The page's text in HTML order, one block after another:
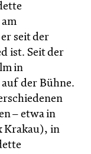
seit der
ist. Seit der
in
der Bühne.
– etwa in
Krakau), in